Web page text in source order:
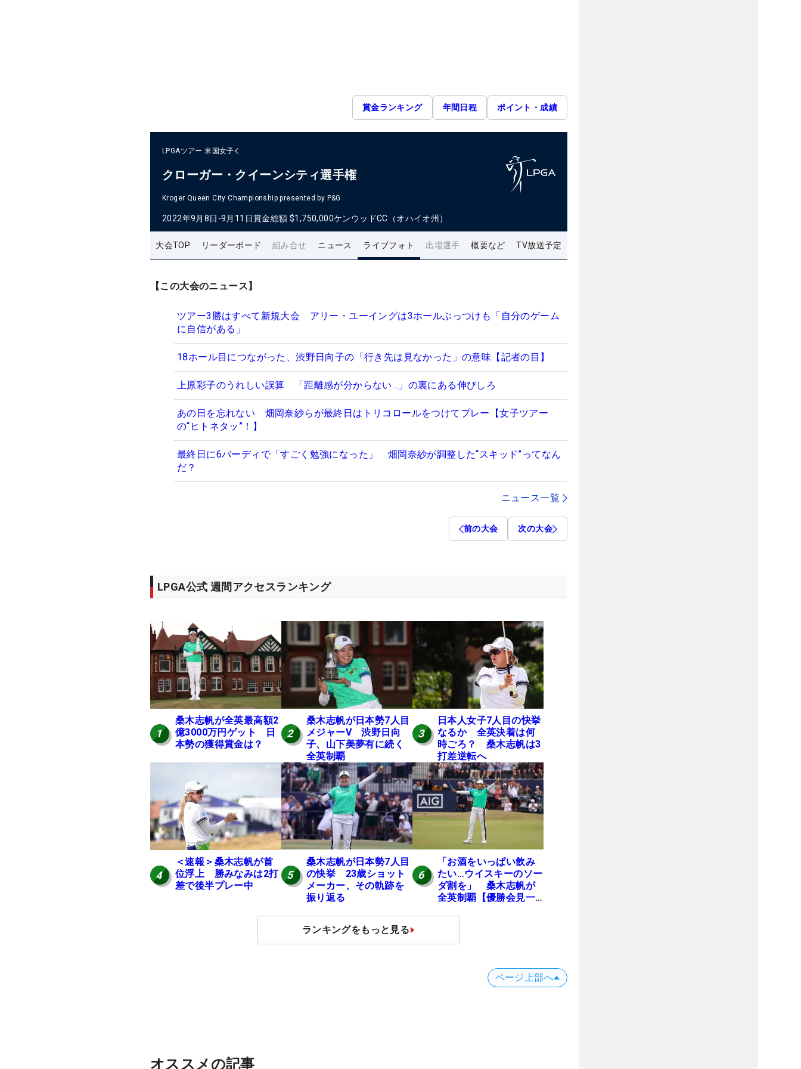
賞金ランキング 年間日程 ポイント・成績
LPGAツアー 米国女子
クローガー・クイーンシティ選手権
Kroger Queen City Championship presented by P&G
2022年9月8日-9月11日賞金総額 $1,750,000ケンウッドCC（オハイオ州）
大会TOP リーダーボード 組み合せ ニュース ライブフォト 出場選手 概要など TV放送予定
【この大会のニュース】
ツアー3勝はすべて新規大会 アリー・ユーイングは3ホールぶっつけも「自分のゲーム
に自信がある」
18ホール目につながった、渋野日向子の「行き先は見なかった」の意味【記者の目】
上原彩子のうれしい誤算 「距離感が分からない…」の裏にある伸びしろ
あの日を忘れない 畑岡奈紗らが最終日はトリコロールをつけてプレー【女子ツアー
の“ヒトネタッ”！】
最終日に6バーディで「すごく勉強になった」 畑岡奈紗が調整した“スキッド”ってなん
だ？
ニュース一覧
前の大会 次の大会
LPGA公式 週間アクセスランキング
1
桑木志帆が全英最高額2
億3000万円ゲット 日
本勢の獲得賞金は？
2
桑木志帆が日本勢7人目
メジャーV 渋野日向
子、山下美夢有に続く
全英制覇
3
日本人女子7人目の快挙
なるか 全英決着は何
時ごろ？ 桑木志帆は3
打差逆転へ
4
＜速報＞桑木志帆が首
位浮上 勝みなみは2打
差で後半プレー中
5
桑木志帆が日本勢7人目
の快挙 23歳ショット
メーカー、その軌跡を
振り返る
6
「お酒をいっぱい飲み
たい…ウイスキーのソー
ダ割を」 桑木志帆が
全英制覇【優勝会見一
ランキングをもっと見る
ページ上部へ
オススメの記事